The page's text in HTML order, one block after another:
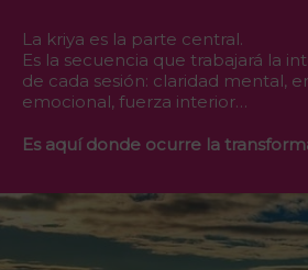
La kriya es la parte central.
Es la secuencia que trabajará la
de cada sesión: claridad mental,
emocional, fuerza interior…
Es aquí donde ocurre la